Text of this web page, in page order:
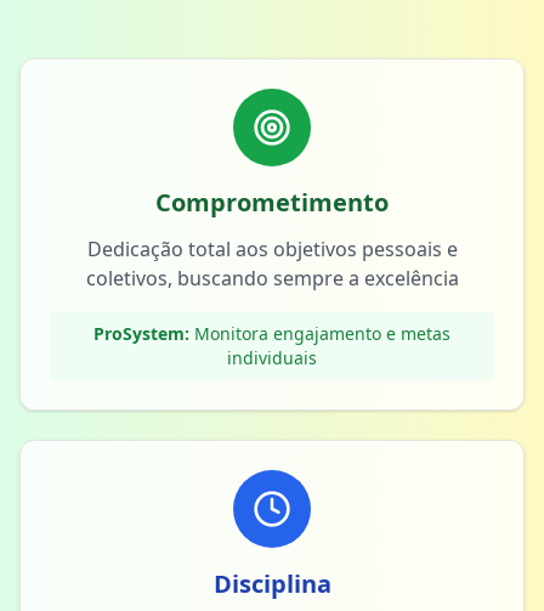
Comprometimento
Dedicação total aos objetivos pessoais e
coletivos, buscando sempre a excelência
ProSystem: Monitora engajamento e metas
individuais
Disciplina